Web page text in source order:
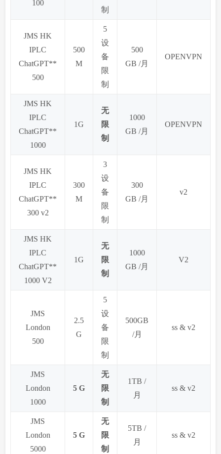
100
制
JMS HK
IPLC
ChatGPT**
500
500
M
5
设
备
限
制
500
GB /月
OPENVPN
JMS HK
IPLC
ChatGPT**
1000
1G
无
限
制
1000
GB /月
OPENVPN
JMS HK
IPLC
ChatGPT**
300 v2
300
M
3
设
备
限
制
300
GB /月
v2
JMS HK
IPLC
ChatGPT**
1000 V2
1G
无
限
制
1000
GB /月
V2
JMS
London
500
2.5
G
5
设
备
限
制
500GB
/月
ss & v2
JMS
London
1000
5 G
无
限
制
1TB /
月
ss & v2
JMS
London
5000
5 G
无
限
制
5TB /
月
ss & v2